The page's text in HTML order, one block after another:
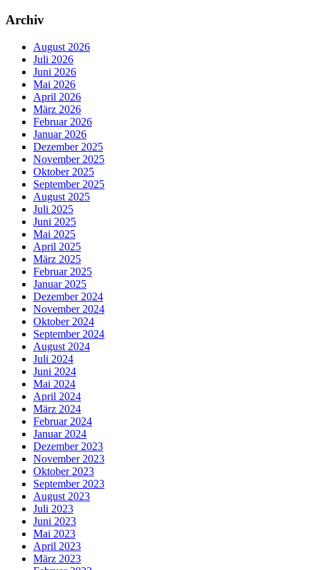
Archiv
August 2026
Juli 2026
Juni 2026
Mai 2026
April 2026
März 2026
Februar 2026
Januar 2026
Dezember 2025
November 2025
Oktober 2025
September 2025
August 2025
Juli 2025
Juni 2025
Mai 2025
April 2025
März 2025
Februar 2025
Januar 2025
Dezember 2024
November 2024
Oktober 2024
September 2024
August 2024
Juli 2024
Juni 2024
Mai 2024
April 2024
März 2024
Februar 2024
Januar 2024
Dezember 2023
November 2023
Oktober 2023
September 2023
August 2023
Juli 2023
Juni 2023
Mai 2023
April 2023
März 2023